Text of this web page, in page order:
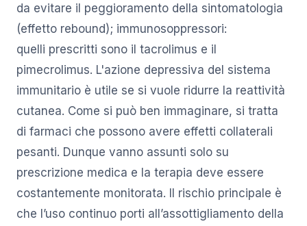
da evitare il peggioramento della sintomatologia
(effetto rebound); immunosoppressori:
quelli prescritti sono il tacrolimus e il
pimecrolimus. L'azione depressiva del sistema
immunitario è utile se si vuole ridurre la reattività
cutanea. Come si può ben immaginare, si tratta
di farmaci che possono avere effetti collaterali
pesanti. Dunque vanno assunti solo su
prescrizione medica e la terapia deve essere
costantemente monitorata. Il rischio principale è
che l’uso continuo porti all’assottigliamento della